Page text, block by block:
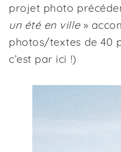
projet photo
un été en ville»
photos/textes de 40
c’est par ici !)